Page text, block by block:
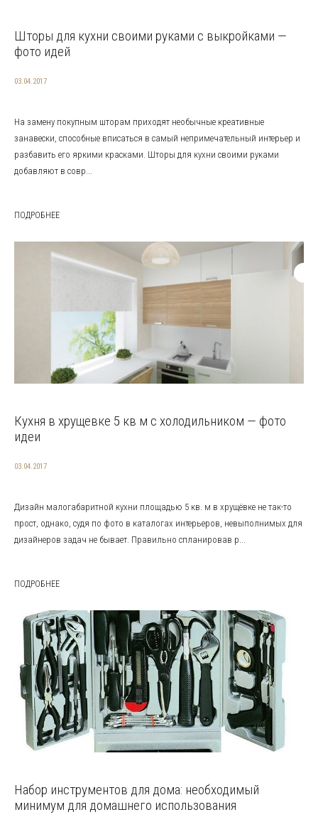
Шторы для кухни своими руками с выкройками —
фото идей
03.04.2017
На замену покупным шторам приходят необычные креативные
занавески, способные вписаться в самый непримечательный интерьер и
разбавить его яркими красками. Шторы для кухни своими руками
добавляют в совр...
ПОДРОБНЕЕ
Кухня в хрущевке 5 кв м с холодильником — фото
идеи
03.04.2017
Дизайн малогабаритной кухни площадью 5 кв. м в хрущёвке не так-то
прост, однако, судя по фото в каталогах интерьеров, невыполнимых для
дизайнеров задач не бывает. Правильно спланировав р...
ПОДРОБНЕЕ
Набор инструментов для дома: необходимый
минимум для домашнего использования